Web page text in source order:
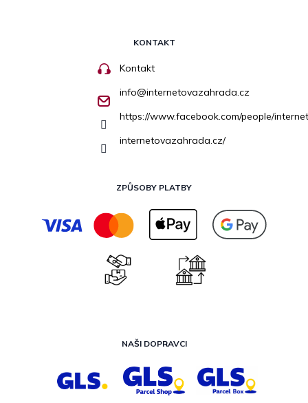
KONTAKT
Kontakt
info@internetovazahrada.cz
https://www.facebook.com/people/
internetovazahrada.cz/
ZPŮSOBY PLATBY
NAŠI DOPRAVCI